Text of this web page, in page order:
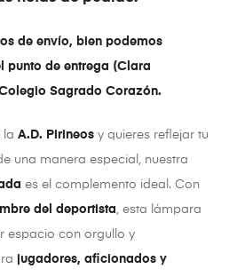
de envío, bien podemos
punto de entrega (Clara
Sagrado Corazón.
la A.D. Pirineos y quieres reflejar tu
una manera especial, nuestra
es el complemento ideal. Con
del deportista, esta lámpara
espacio con orgullo y
jugadores, aficionados y